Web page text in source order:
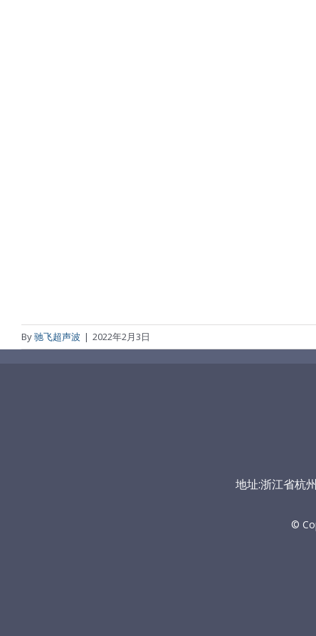
By驰飞超声波 | 2022年2月3日
地址:浙江省杭
©